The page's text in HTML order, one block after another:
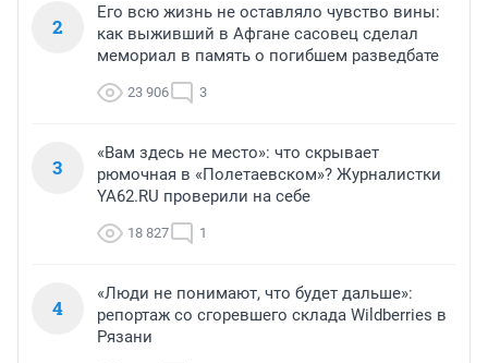
2
Его всю жизнь не оставляло чувство вины:
как выживший в Афгане сасовец сделал
мемориал в память о погибшем разведбате
23 906 3
3
«Вам здесь не место»: что скрывает
рюмочная в «Полетаевском»? Журналистки
YA62.RU проверили на себе
18 827 1
4
«Люди не понимают, что будет дальше»:
репортаж со сгоревшего склада Wildberries в
Рязани